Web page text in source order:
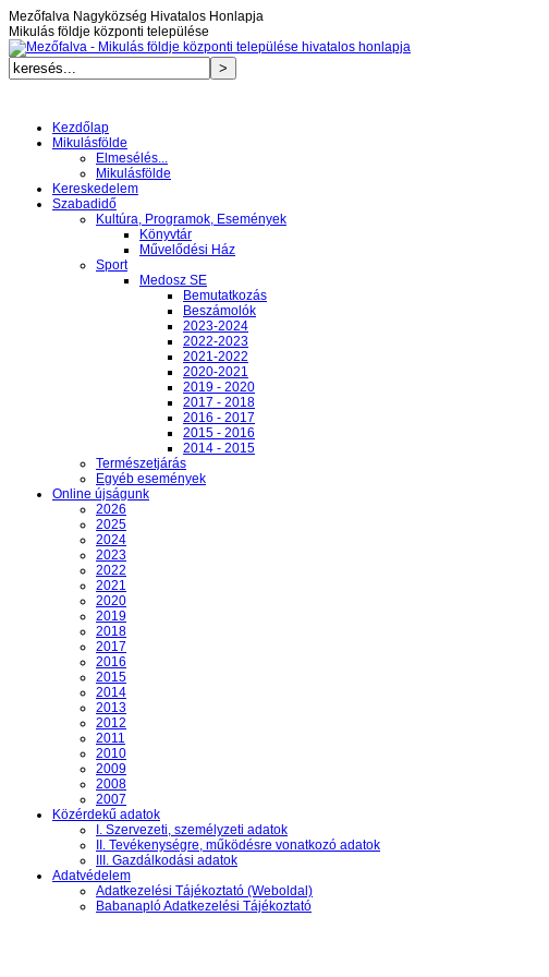
Mezőfalva Nagyközség Hivatalos Honlapja
Mikulás földje központi települése
Kezdőlap
Mikulásfölde
Elmesélés...
Mikulásfölde
Kereskedelem
Szabadidő
Kultúra, Programok, Események
Könyvtár
Művelődési Ház
Sport
Medosz SE
Bemutatkozás
Beszámolók
2023-2024
2022-2023
2021-2022
2020-2021
2019 - 2020
2017 - 2018
2016 - 2017
2015 - 2016
2014 - 2015
Természetjárás
Egyéb események
Online újságunk
2026
2025
2024
2023
2022
2021
2020
2019
2018
2017
2016
2015
2014
2013
2012
2011
2010
2009
2008
2007
Közérdekű adatok
I. Szervezeti, személyzeti adatok
II. Tevékenységre, működésre vonatkozó adatok
III. Gazdálkodási adatok
Adatvédelem
Adatkezelési Tájékoztató (Weboldal)
Babanapló Adatkezelési Tájékoztató